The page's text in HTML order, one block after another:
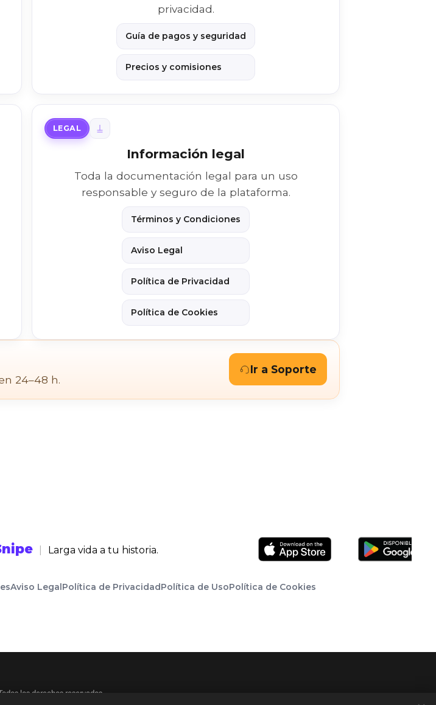
privacidad.
Guía de pagos y seguridad
Precios y comisiones
LEGAL
Información legal
Toda la documentación legal para un uso
responsable y seguro de la plataforma.
Términos y Condiciones
Aviso Legal
Política de Privacidad
Política de Cookies
24–48 h.
Ir a Soporte
Larga vida a tu historia.
Aviso LegalPolítica de PrivacidadPolítica de UsoPolítica de Cookies
los derechos reservados.